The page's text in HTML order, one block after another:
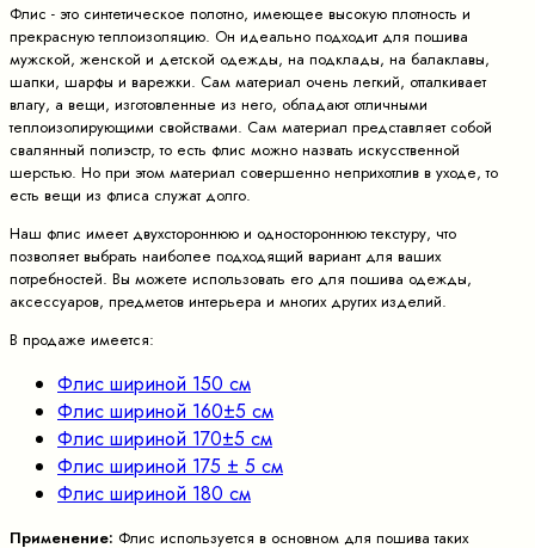
Флис - это синтетическое полотно, имеющее высокую плотность и
прекрасную теплоизоляцию. Он идеально подходит для пошива
мужской, женской и детской одежды, на подклады, на балаклавы,
шапки, шарфы и варежки. Сам материал очень легкий, отталкивает
влагу, а вещи, изготовленные из него, обладают отличными
теплоизолирующими свойствами. Сам материал представляет собой
свалянный полиэстр, то есть флис можно назвать искусственной
шерстью. Но при этом материал совершенно неприхотлив в уходе, то
есть вещи из флиса служат долго.
Наш флис имеет двухстороннюю и одностороннюю текстуру, что
позволяет выбрать наиболее подходящий вариант для ваших
потребностей. Вы можете использовать его для пошива одежды,
аксессуаров, предметов интерьера и многих других изделий.
В продаже имеется:
Флис шириной 150 см
Флис шириной 160±5 см
Флис шириной 170±5 см
Флис шириной 175 ± 5 см
Флис шириной 180 см
Применение: Флис используется в основном для пошива таких